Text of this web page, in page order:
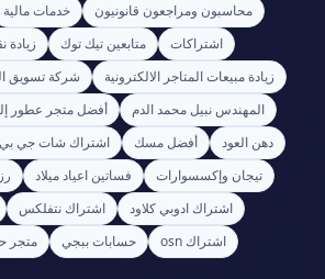
محاسبون ومراجعون قانونيون خدمات مالية
اشتراكات
متابعين تيك توك
زيادة
زيادة مبيعات المتاجر الالكترونية
شركة تسويق
المهندس نبيل محمد الدم
أفضل متجر عطور
دهن العود
أفضل مسك اشتراك شات جي
تيجان وإكسسوارات
فساتين اعياد ميلاد
اشتراك ادوبي كلاود
اشتراك نتفلكس
اشتراك osn
حسابات ببجي متجر